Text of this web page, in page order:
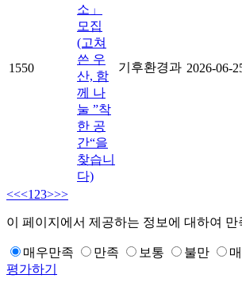
1550
소」
모집
(고쳐
쓴 우
산, 함
께 나
눌 ”착
한 공
간“을
찾습니
다)
기후환경과 2026-06-
<<<1 23>>>
이 페이지에서 제공하는 정보에 대하여 만
매우만족 만족 보통 불만
평가하기